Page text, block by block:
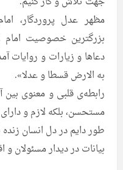
مظهر عدل پروردگار،
بزرگترین خصوصیت امام
دعاها و زیارات و روایات
به الارض قسطا و عدلا».
رابطه‌ی قلبی و معنوی
مستحسن، بلکه لازم و دارای
طور دایم در دل انسان زنده
بیانات در دیدار مسئولان و